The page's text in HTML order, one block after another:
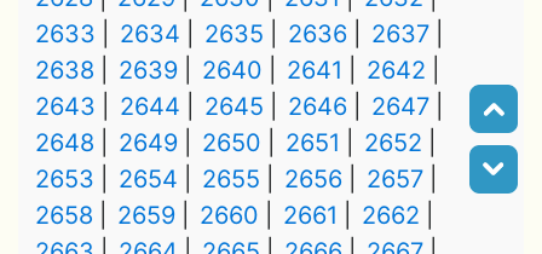
2633
2634 2635 2636
2637
2638
2639 2640 2641
2642
2643
2644 2645 2646
2647
2648
2649 2650 2651
2652
2653
2654 2655 2656
2657
2658
2659 2660 2661
2662